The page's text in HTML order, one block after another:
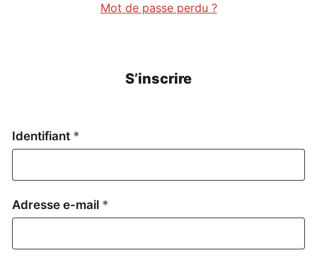
Mot de passe perdu ?
S’inscrire
Identifiant *
Adresse e-mail *